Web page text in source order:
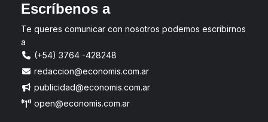
Escríbenos a
Te queres comunicar con nosotros podemos escribirnos
a
(+54) 3764 -428248
redaccion@economis.com.ar
publicidad@economis.com.ar
open@economis.com.ar